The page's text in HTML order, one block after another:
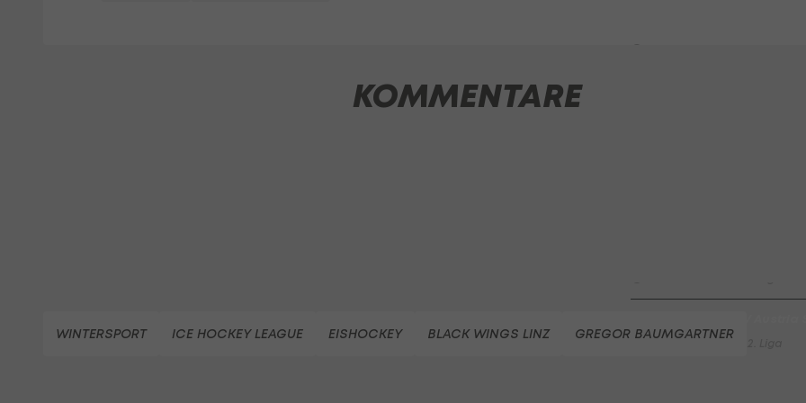
KOMMENTARE
WINTERSPORT ICE HOCKEY LEAGUE EISHOCKEY BLACK WINGS LINZ GREGOR BAUMGARTNER